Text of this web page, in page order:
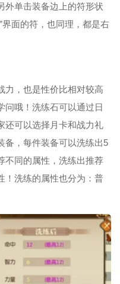
外单击装备边上的符形状
界面的符，也同理，都是右
力，也是性价比相对较高
问哦！洗练石可以通过日
还可以选择月卡和战力礼
备，每件装备可以洗练出5
不同的属性，洗练出推荐
！洗练的属性也分为：普